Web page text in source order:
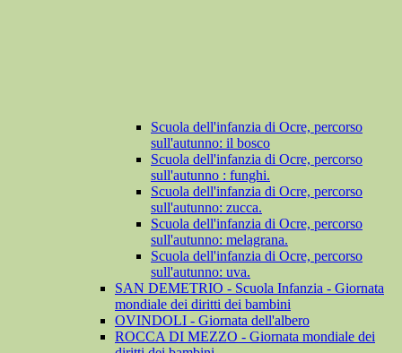
Scuola dell'infanzia di Ocre, percorso
sull'autunno: il bosco
Scuola dell'infanzia di Ocre, percorso
sull'autunno : funghi.
Scuola dell'infanzia di Ocre, percorso
sull'autunno: zucca.
Scuola dell'infanzia di Ocre, percorso
sull'autunno: melagrana.
Scuola dell'infanzia di Ocre, percorso
sull'autunno: uva.
SAN DEMETRIO - Scuola Infanzia - Giornata
mondiale dei diritti dei bambini
OVINDOLI - Giornata dell'albero
ROCCA DI MEZZO - Giornata mondiale dei